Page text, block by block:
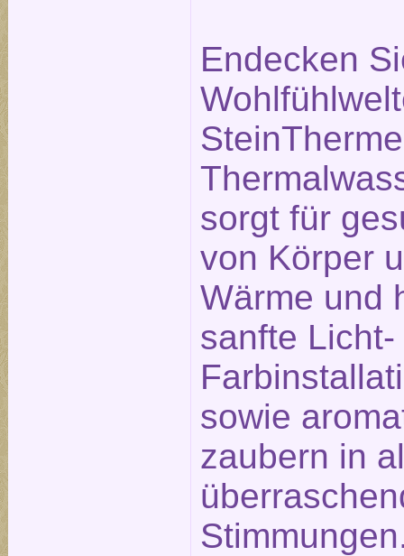
Endecken
sorgt für
von Körper
Wärme und
sanfte Licht-
sowie
zaubern in